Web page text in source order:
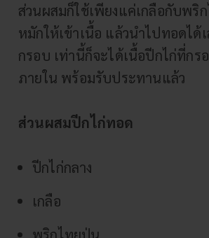
ส่วนผสมก็ใช้เพียงแค่เกลือกับพริ
หมักให้เข้าเนื้อ แล้วนำไปทอดได้
กรอบ เท่านี้ก็จะได้เนื้อปีกไก่ที่ก
ภายใน พร้อมรับประทานแล้ว
ส่วนผสมปีกไก่ทอด
ปีกไก่กลาง
เกลือ
พริกไทยป่น